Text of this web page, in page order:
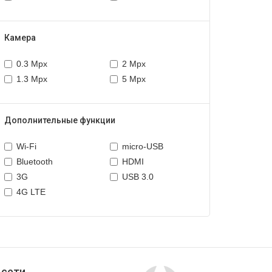
Камера
0.3 Mpx
1.3 Mpx
2 Mpx
5 Mpx
Дополнительные функции
Wi-Fi
Bluetooth
3G
4G LTE
micro-USB
HDMI
USB 3.0